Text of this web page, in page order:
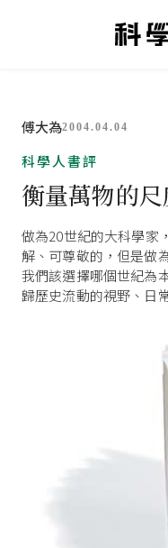
傅大為2004.04.04
科學人書評
衡量萬物的
做為20世紀的大科學家
解、可尊敬的，但是做
我們該選擇哪個世紀為
歸歷史流動的視野、日